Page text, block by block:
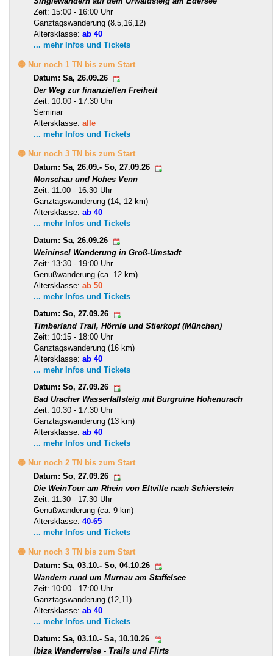
Zeit: 15:00 - 16:00 Uhr
Ganztagswanderung (8.5,16,12)
Altersklasse: ab 40
... mehr Infos und Tickets
🟡 Nur noch 1 TN bis zum Start
Datum: Sa, 26.09.26
Der Weg zur finanziellen Freiheit
Zeit: 10:00 - 17:30 Uhr
Seminar
Altersklasse: alle
... mehr Infos und Tickets
🟡 Nur noch 3 TN bis zum Start
Datum: Sa, 26.09.- So, 27.09.26
Monschau und Hohes Venn
Zeit: 11:00 - 16:30 Uhr
Ganztagswanderung (14, 12 km)
Altersklasse: ab 40
... mehr Infos und Tickets
Datum: Sa, 26.09.26
Weininsel Wanderung in Groß-Umstadt
Zeit: 13:30 - 19:00 Uhr
Genußwanderung (ca. 12 km)
Altersklasse: ab 50
... mehr Infos und Tickets
Datum: So, 27.09.26
Timberland Trail, Hörnle und Stierkopf (München)
Zeit: 10:15 - 18:00 Uhr
Ganztagswanderung (16 km)
Altersklasse: ab 40
... mehr Infos und Tickets
Datum: So, 27.09.26
Bad Uracher Wasserfallsteig mit Burgruine Hohenurach
Zeit: 10:30 - 17:30 Uhr
Ganztagswanderung (13 km)
Altersklasse: ab 40
... mehr Infos und Tickets
🟡 Nur noch 2 TN bis zum Start
Datum: So, 27.09.26
Die WeinTour am Rhein von Eltville nach Schierstein
Zeit: 11:30 - 17:30 Uhr
Genußwanderung (ca. 9 km)
Altersklasse: 40-65
... mehr Infos und Tickets
🟡 Nur noch 3 TN bis zum Start
Datum: Sa, 03.10.- So, 04.10.26
Wandern rund um Murnau am Staffelsee
Zeit: 10:00 - 17:00 Uhr
Ganztagswanderung (12,11)
Altersklasse: ab 40
... mehr Infos und Tickets
Datum: Sa, 03.10.- Sa, 10.10.26
Ibiza Wanderreise - Trails und Flirts